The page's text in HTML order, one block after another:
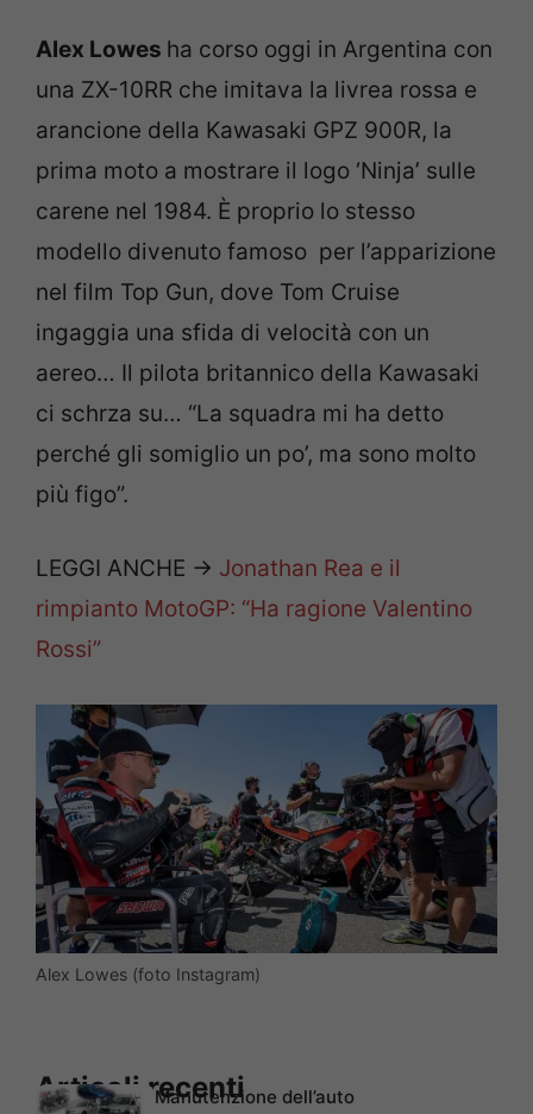
Alex Lowes ha corso oggi in Argentina con
una ZX-10RR che imitava la livrea rossa e
arancione della Kawasaki GPZ 900R, la
prima moto a mostrare il logo ‘Ninja’ sulle
carene nel 1984. È proprio lo stesso
modello divenuto famoso per l’apparizione
nel film Top Gun, dove Tom Cruise
ingaggia una sfida di velocità con un
aereo… Il pilota britannico della Kawasaki
ci schrza su… “La squadra mi ha detto
perché gli somiglio un po’, ma sono molto
più figo”.
LEGGI ANCHE -> Jonathan Rea e il
rimpianto MotoGP: “Ha ragione Valentino
Rossi”
Alex Lowes (foto Instagram)
Articoli recentiManutenzione dell’auto